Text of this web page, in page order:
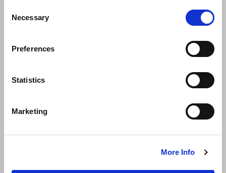
Selection
Necessary
Preferences
Statistics
Marketing
More Info